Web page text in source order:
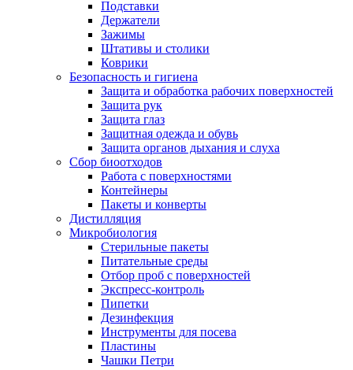
Подставки
Держатели
Зажимы
Штативы и столики
Коврики
Безопасность и гигиена
Защита и обработка рабочих поверхностей
Защита рук
Защита глаз
Защитная одежда и обувь
Защита органов дыхания и слуха
Сбор биоотходов
Работа с поверхностями
Контейнеры
Пакеты и конверты
Дистилляция
Микробиология
Стерильные пакеты
Питательные среды
Отбор проб с поверхностей
Экспресс-контроль
Пипетки
Дезинфекция
Инструменты для посева
Пластины
Чашки Петри